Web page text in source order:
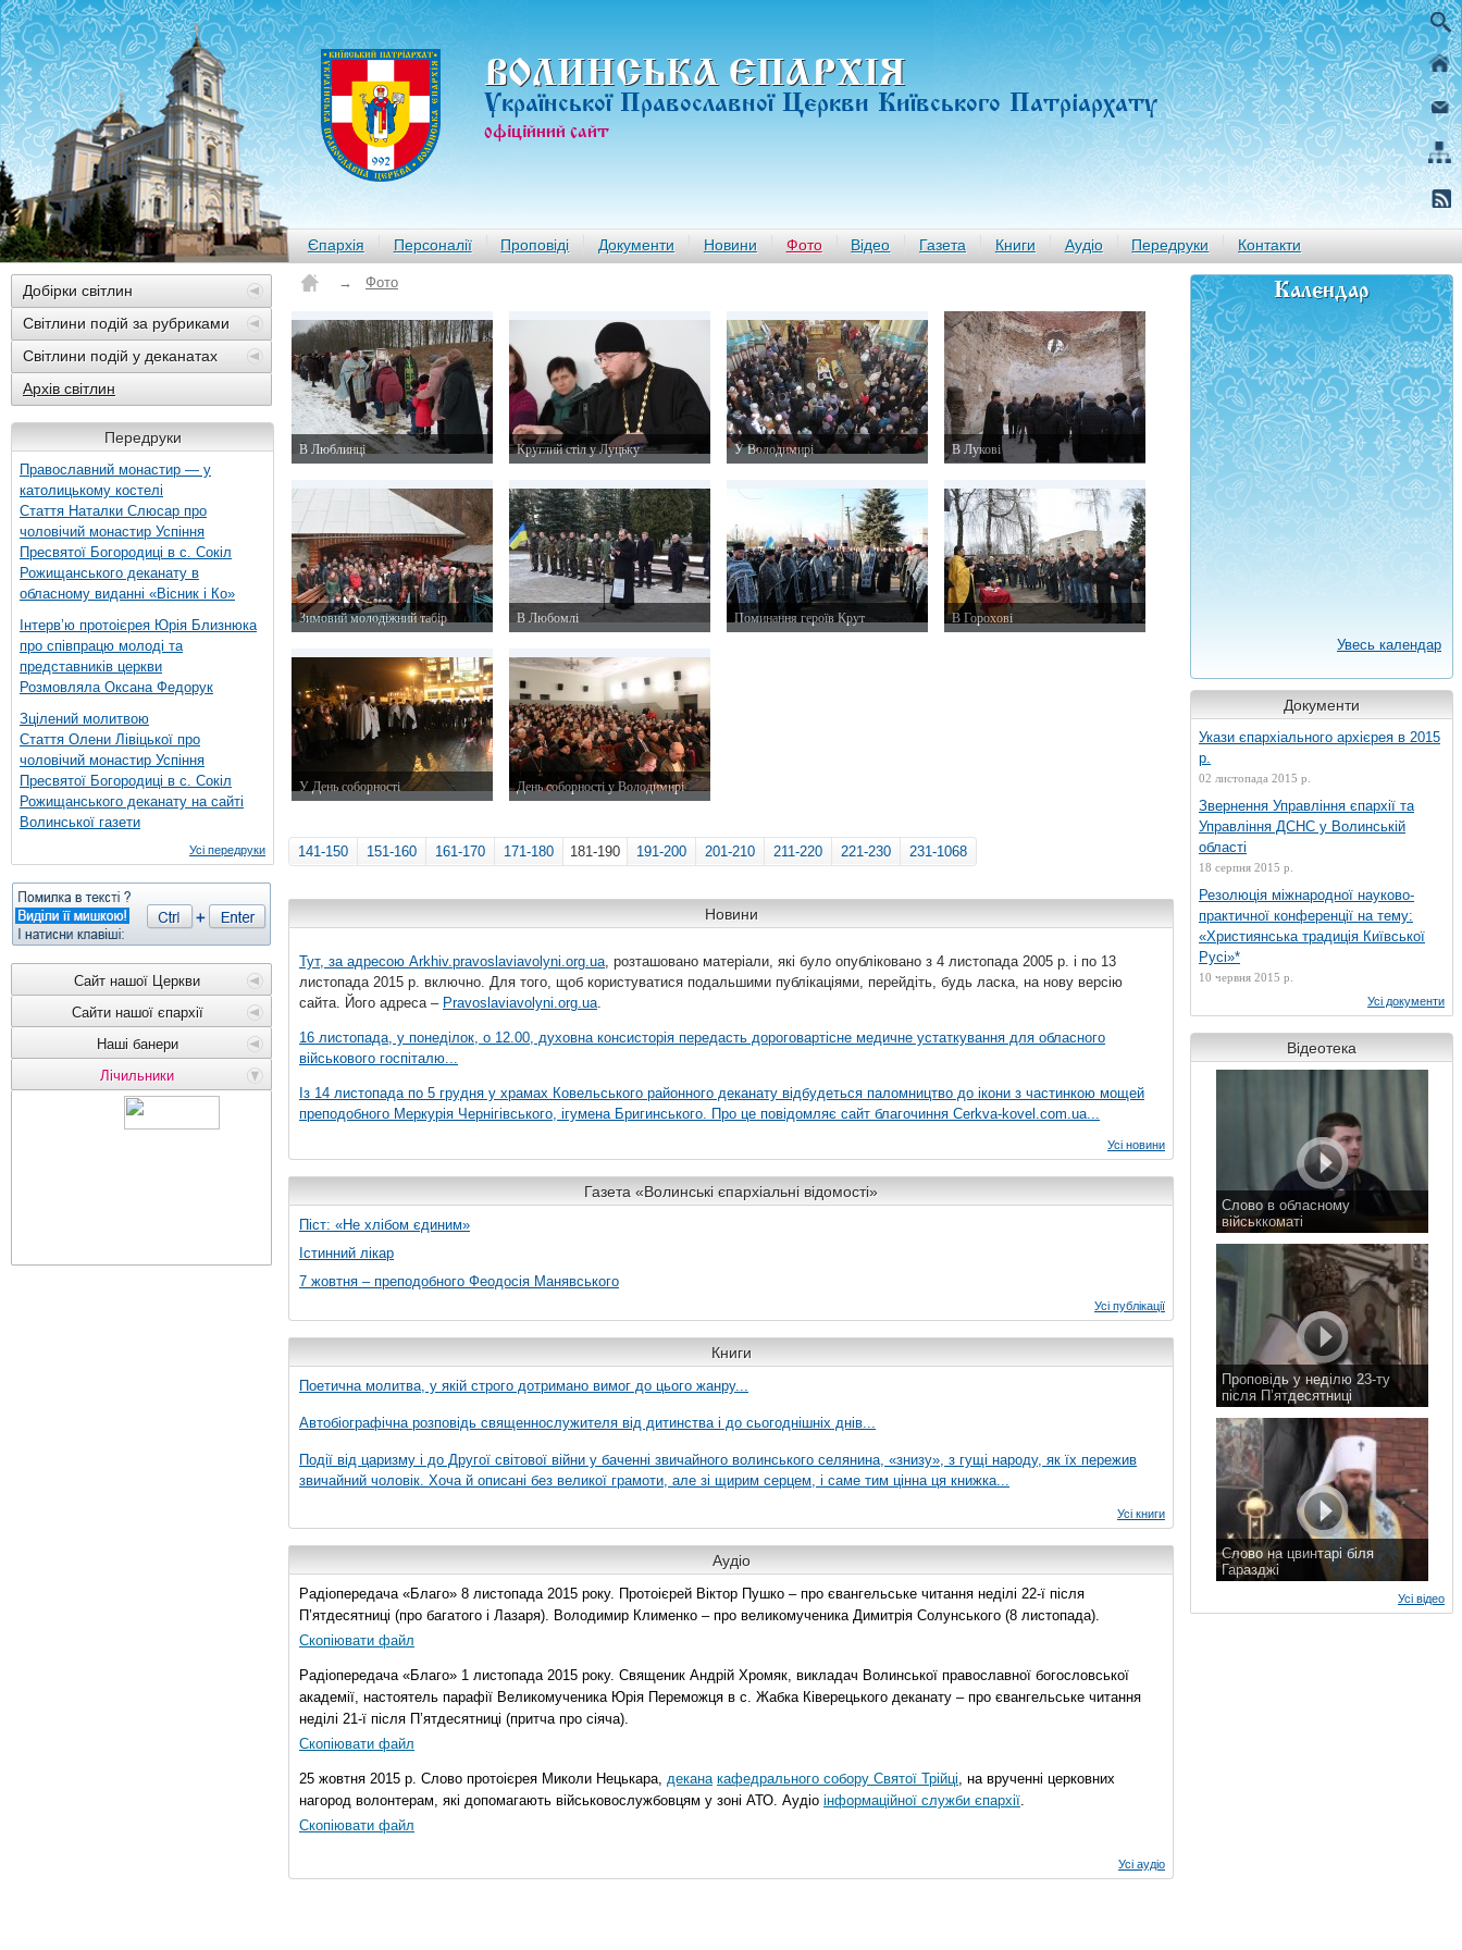
ВОЛИНСЬКА ЄПАРХIЯ
Української Православної Церкви Київського Патріархату
офiцiйний сайт
Єпархія Персоналії Проповіді Документи Новини Фото Відео Газета Книги Аудіо Передруки Контакти
Добірки світлин
Світлини подій за рубриками
Світлини подій у деканатах
Архів світлин
Передруки
Православний монастир — у
католицькому костелі
Стаття Наталки Слюсар про
чоловічий монастир Успіння
Пресвятої Богородиці в с. Сокіл
Рожищанського деканату в
обласному виданні «Вісник і Ко»
Інтерв’ю протоієрея Юрія Близнюка
про співпрацю молоді та
представників церкви
Розмовляла Оксана Федорук
Зцілений молитвою
Стаття Олени Лівіцької про
чоловічий монастир Успіння
Пресвятої Богородиці в с. Сокіл
Рожищанського деканату на сайті
Волинської газети
Усі передруки
Сайт нашої Церкви
Сайти нашої єпархії
Наші банери
Лічильники
→ Фото
В Люблинці Круглий стіл у Луцьку У Володимирі В Лукові
Зимовий молодіжний табір В Любомлі Поминання героїв Крут В Горохові
У День соборності День соборності у Володимирі
141-150 151-160 161-170 171-180 181-190 191-200 201-210 211-220 221-230 231-1068
Новини
Тут, за адресою Arkhiv.pravoslaviavolyni.org.ua, розташовано матеріали, які було опубліковано з 4 листопада 2005 р. і по 13
листопада 2015 р. включно. Для того, щоб користуватися подальшими публікаціями, перейдіть, будь ласка, на нову версію
сайта. Його адреса – Pravoslaviavolyni.org.ua.
16 листопада, у понеділок, о 12.00, духовна консисторія передасть дороговартісне медичне устаткування для обласного
військового госпіталю...
Із 14 листопада по 5 грудня у храмах Ковельського районного деканату відбудеться паломництво до ікони з частинкою мощей
преподобного Меркурія Чернігівського, ігумена Бригинського. Про це повідомляє сайт благочиння Сerkva-kovel.com.ua...
Усі новини
Газета «Волинські єпархіальні відомості»
Піст: «Не хлібом єдиним»
Істинний лікар
7 жовтня – преподобного Феодосія Манявського
Усі публікації
Книги
Поетична молитва, у якій строго дотримано вимог до цього жанру...
Автобіографічна розповідь священнослужителя від дитинства і до сьогоднішніх днів...
Події від царизму і до Другої світової війни у баченні звичайного волинського селянина, «знизу», з гущі народу, як їх пережив
звичайний чоловік. Хоча й описані без великої грамоти, але зі щирим серцем, і саме тим цінна ця книжка...
Усі книги
Аудіо
Радіопередача «Благо» 8 листопада 2015 року. Протоієрей Віктор Пушко – про євангельське читання неділі 22-ї після
П’ятдесятниці (про багатого і Лазаря). Володимир Клименко – про великомученика Димитрія Солунського (8 листопада).
Скопіювати файл
Радіопередача «Благо» 1 листопада 2015 року. Священик Андрій Хромяк, викладач Волинської православної богословської
академії, настоятель парафії Великомученика Юрія Переможця в с. Жабка Ківерецького деканату – про євангельське читання
неділі 21-ї після П’ятдесятниці (притча про сіяча).
Скопіювати файл
25 жовтня 2015 р. Слово протоієрея Миколи Нецькара, декана кафедрального собору Святої Трійці, на врученні церковних
нагород волонтерам, які допомагають військовослужбовцям у зоні АТО. Аудіо інформаційної служби єпархії.
Скопіювати файл
Усі аудіо
Календар
Увесь календар
Документи
Укази єпархіального архієрея в 2015
р.
02 листопада 2015 р.
Звернення Управління єпархії та
Управління ДСНС у Волинській
області
18 серпня 2015 р.
Резолюція міжнародної науково-
практичної конференції на тему:
«Християнська традиція Київської
Русі»*
10 червня 2015 р.
Усі документи
Відеотека
Слово в обласному
військкоматі
Проповідь у неділю 23-ту
після П’ятдесятниці
Слово на цвинтарі біля
Гаразджі
Усі відео